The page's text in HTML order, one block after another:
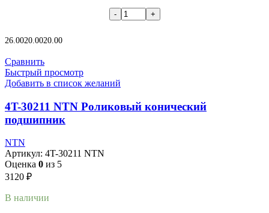
26.0020.0020.00
Сравнить
Быстрый просмотр
Добавить в список желаний
4T-30211 NTN Роликовый конический
подшипник
NTN
Артикул: 4T-30211 NTN
Оценка 0 из 5
3120 ₽
В наличии